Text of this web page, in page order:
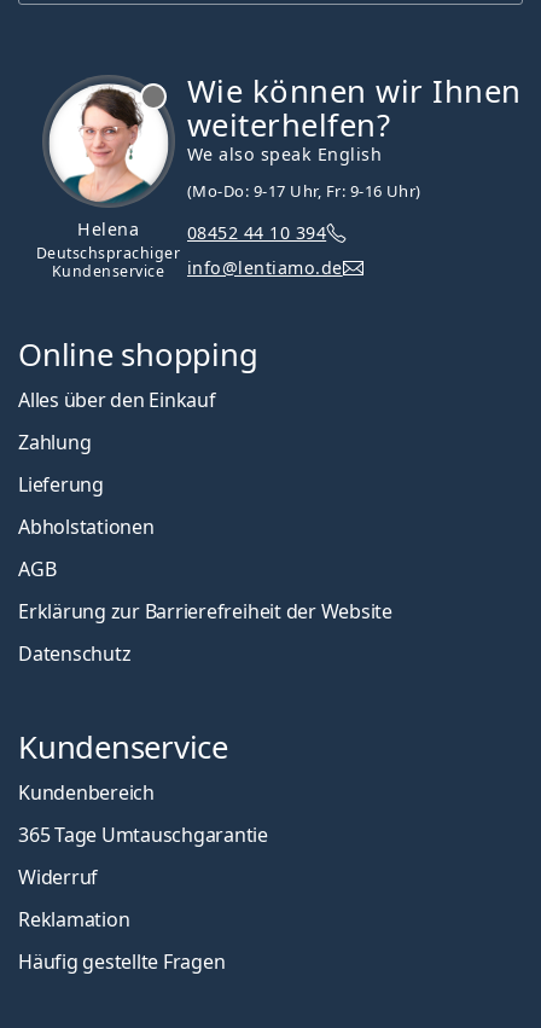
Helena
Deutschsprachiger
Kundenservice
Wie können wir Ihnen
weiterhelfen?
We also speak English
(Mo-Do: 9-17 Uhr, Fr: 9-16 Uhr)
08452 44 10 394
info@lentiamo.de
Online shopping
Alles über den Einkauf
Zahlung
Lieferung
Abholstationen
AGB
Erklärung zur Barrierefreiheit der Website
Datenschutz
Kundenservice
Kundenbereich
365 Tage Umtauschgarantie
Widerruf
Reklamation
Häufig gestellte Fragen